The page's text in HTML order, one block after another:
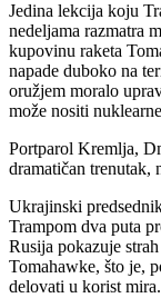
Jedina lekcija koju
nedeljama razmatra
kupovinu raketa
napade duboko na
oružjem moralo
može nositi
Portparol Kremlja,
dramatičan trenutak,
Ukrajinski
Trampom dva puta
Rusija pokazuje
Tomahawke, što je,
delovati u korist mira.